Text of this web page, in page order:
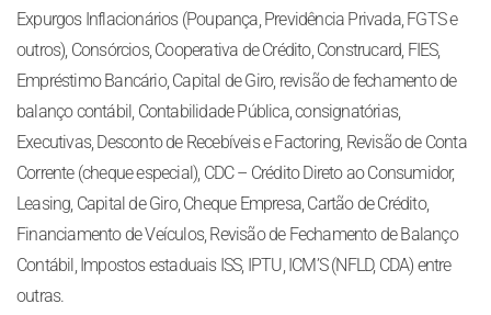
Expurgos Inflacionários (Poupança, Previdência Privada, FGTS e
outros), Consórcios, Cooperativa de Crédito, Construcard, FIES,
Empréstimo Bancário, Capital de Giro, revisão de fechamento de
balanço contábil, Contabilidade Pública, consignatórias,
Executivas, Desconto de Recebíveis e Factoring, Revisão de Conta
Corrente (cheque especial), CDC – Crédito Direto ao Consumidor,
Leasing, Capital de Giro, Cheque Empresa, Cartão de Crédito,
Financiamento de Veículos, Revisão de Fechamento de Balanço
Contábil, Impostos estaduais ISS, IPTU, ICM’S (NFLD, CDA) entre
outras.